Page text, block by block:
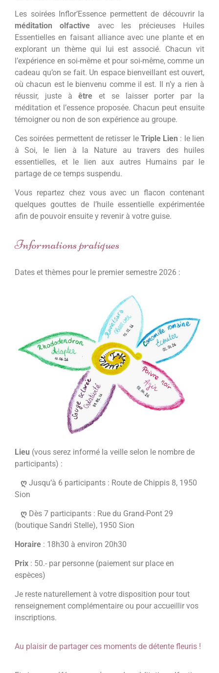
Les soirées Inflor’Essence permettent de découvrir la
méditation olfactive avec les précieuses Huiles
Essentielles en faisant alliance avec une plante et en
explorant un thème qui lui est associé. Chacun vit
l’expérience en soi-même et pour soi-même, comme un
cadeau qu’on se fait. Un espace bienveillant est ouvert,
où chacun est le bienvenu comme il est. Il n’y a rien à
réussir, juste àêtre et se laisser porter par la
méditation et l’essence proposée. Chacun peut ensuite
témoigner ou non de son expérience au groupe.
Ces soirées permettent de retisser le Triple Lien : le lien
à Soi, le lien à la Nature au travers des huiles
essentielles, et le lien aux autres Humains par le
partage de ce temps suspendu.
Vous repartez chez vous avec un flacon contenant
quelques gouttes de l’huile essentielle expérimentée
afin de pouvoir ensuite y revenir à votre guise.
Informations pratiques
Dates et thèmes pour le premier semestre 2026 :
Lieu (vous serez informé la veille selon le nombre de
participants) :
ღ Jusqu’à 6 participants : Route de Chippis 8, 1950
Sion
ღ Dès 7 participants : Rue du Grand-Pont 29
(boutique Sandrì Stelle), 1950 Sion
Horaire : 18h30 à environ 20h30
Prix : 50.- par personne (paiement sur place en
espèces)
Je reste naturellement à votre disposition pour tout
renseignement complémentaire ou pour accueillir vos
inscriptions.
Au plaisir de partager ces moments de détente fleuris !